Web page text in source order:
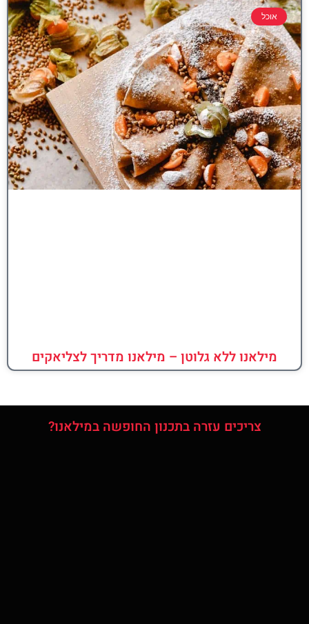
אוכל
מילאנו ללא גלוטן – מילאנו מדריך לצליאקים
צריכים עזרה בתכנון החופשה במילאנו?